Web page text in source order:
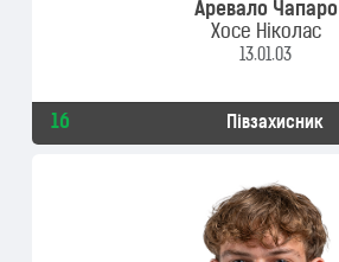
Аревало Чапаро
Хосе Ніколас
13.01.03
16 Півзахисник